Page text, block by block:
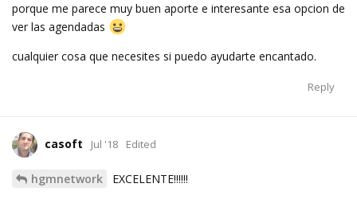
porque me parece muy buen aporte e interesante esa opcion de
ver las agendadas
cualquier cosa que necesites si puedo ayudarte encantado.
Reply
casoft Jul '18 Edited
hgmnetwork
EXCELENTE!!!!!!